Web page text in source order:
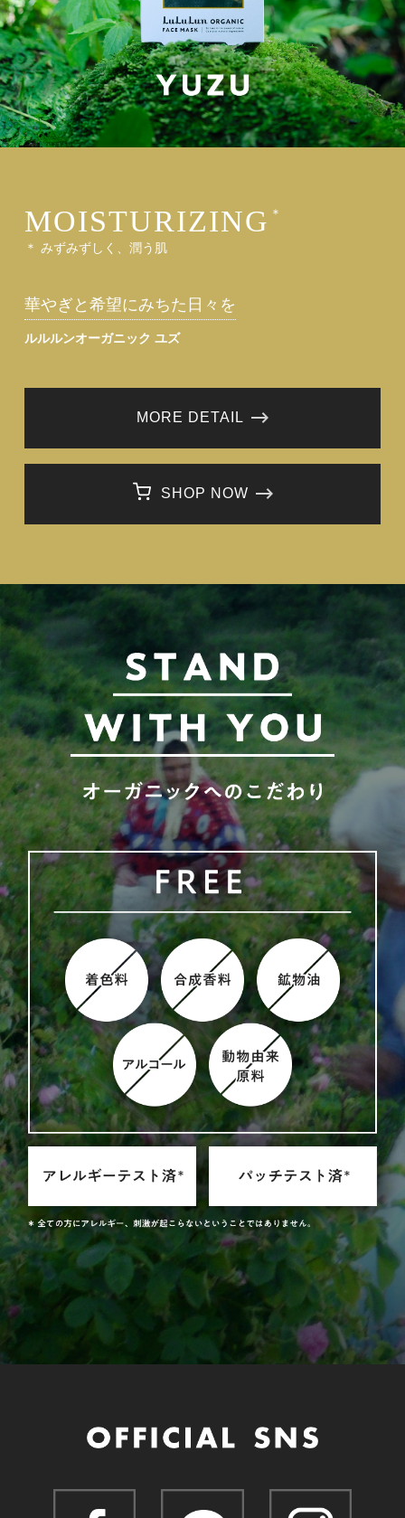
MOISTURIZING ＊
＊ みずみずしく、潤う肌
華やぎと希望にみちた日々を
ルルルンオーガニック ユズ
MORE DETAIL
SHOP NOW